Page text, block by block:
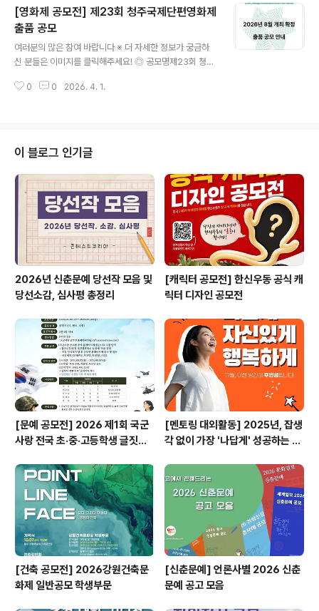
수정책) 지방정부 우수정책 소개※ 예 : 인천 천원정책, 서울
기후동행카드, 충북 의료비 후불제 등- (필 요 성) 지방분
권, 균형발전, 지방외교가 왜 필요한가- (가 치) 내가 지방
에서 사는 이유, 우리 동네 이래서 좋다- (비 전) 5극3특,
내 거주하는 내·외국인 누구나(개인 또는 팀)※..
[영화제 공모전] 제23회 청주국제단편영화제
출품 공모
여러분의 많은 참여 바랍니다 ※ 더 자세한 정보가 궁금하
신 분들은 이미지를 클릭해주세요! ◎ 공모명제23회 청주
1일 (금) ~ 2026년 8월 23일 (일) ◎ 작품 접수 기간20
작품은 영문 자막을 포함해야 한다. 영문 자막이 없을 시,
제외될 수 있다.4) 시놉시스와 연출의도를 작성해야 한다.
5) 모든 섹션은 동시 출품이 불가능하며, 하나의 섹션에만
출품할 수 있다. ◎ 섹션 소개1 - 우리의 이야기- 현시대의
국내외 다양한 사회문제를 다룬 섹션.- 사회..
0 0 2026. 4. 1.
이 블로그 인기글
2026년 신춘문예 당선작 모음 및
당선소감, 심사평 총정리
[캐릭터 공모전] 한신우동 공식 캐
릭터 디자인 공모전
[문예 공모전] 2026 제1회 국군
사랑 전국 초·중·고등학생 글짓기
[멘토링 대외활동] 2025년, 잡생
각 없이 가장 '나답게' 성공하는 법
[건축 공모전] 2026강원건축문
화제 일반공모 학생부문
[신춘문예] 언론사별 2026 신춘
문예 공고 모음